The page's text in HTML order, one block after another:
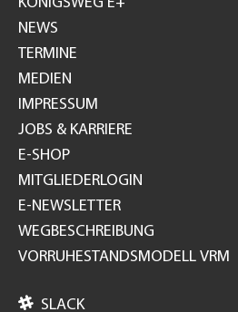
NEWS
TERMINE
MEDIEN
IMPRESSUM
JOBS & KARRIERE
E-SHOP
MITGLIEDERLOGIN
E-NEWSLETTER
WEGBESCHREIBUNG
VORRUHESTANDSMODELL VRM
 SLACK